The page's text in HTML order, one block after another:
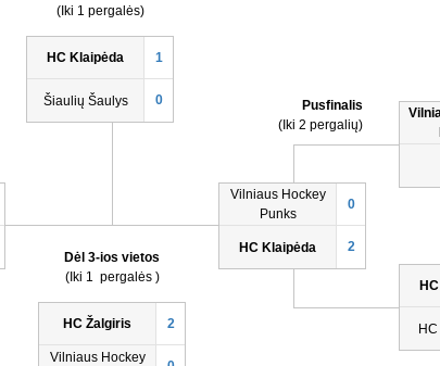
(Iki 1 pergalės)
HC Klaipėda 1
Šiaulių Šaulys 0
Pusfinalis
(Iki 2 pergalių)
Vilniaus Hockey
Punks
0
HC Klaipėda 2
Dėl 3-ios vietos
(Iki 1 pergalės )
HC Žalgiris 2
Vilniaus Hockey